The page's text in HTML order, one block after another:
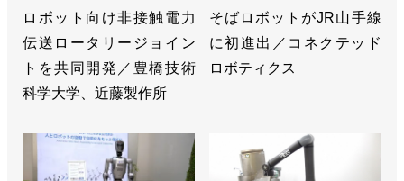
ロボット向け非接触電力
伝送ロータリージョイン
トを共同開発／豊橋技術
科学大学、近藤製作所
そばロボットがJR山手線
に初進出／コネクテッド
ロボティクス